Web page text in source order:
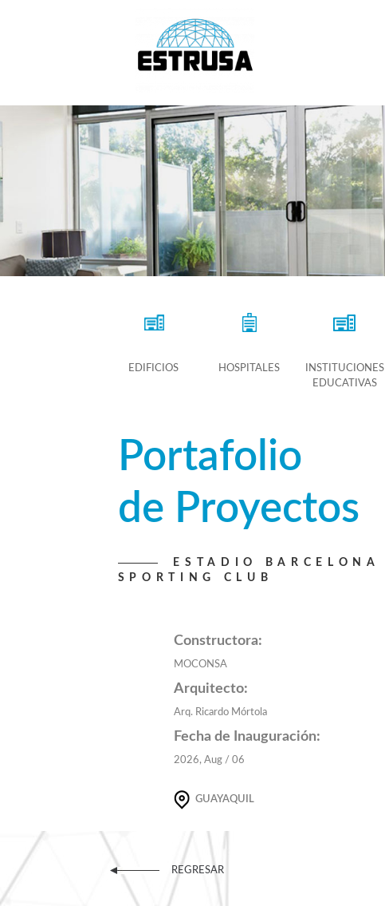
EDIFICIOS HOSPITALES
INSTITUCIONES
EDUCATIVAS
Portafolio
de Proyectos
ESTADIO BARCELONA
SPORTING CLUB
Constructora:
MOCONSA
Arquitecto:
Arq. Ricardo Mórtola
Fecha de Inauguración:
2026, Aug / 06
GUAYAQUIL
REGRESAR